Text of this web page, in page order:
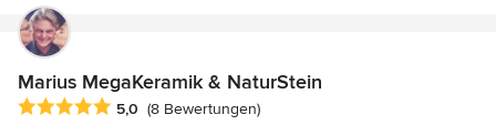
Marius MegaKeramik & NaturStein
Durchschnittliche Bewertung: 5 von 5 Sternen
5,0 (8 Bewertungen)